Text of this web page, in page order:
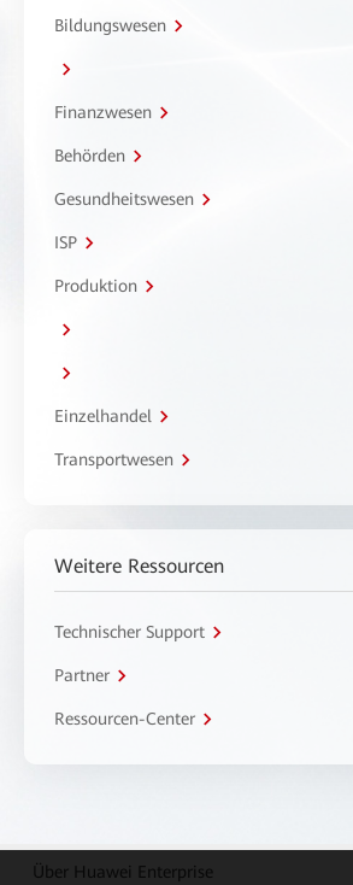
Bildungswesen
Finanzwesen
Behörden
Gesundheitswesen
ISP
Produktion
Einzelhandel
Transportwesen
Weitere Ressourcen
Technischer Support
Partner
Ressourcen-Center
Über Huawei Enterprise